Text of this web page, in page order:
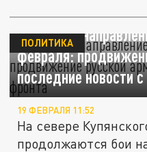
Купянское
февраля:
последние новости
ПОЛИТИКА
19 ФЕВРАЛЯ 11:52
На севере
продолжаются бои